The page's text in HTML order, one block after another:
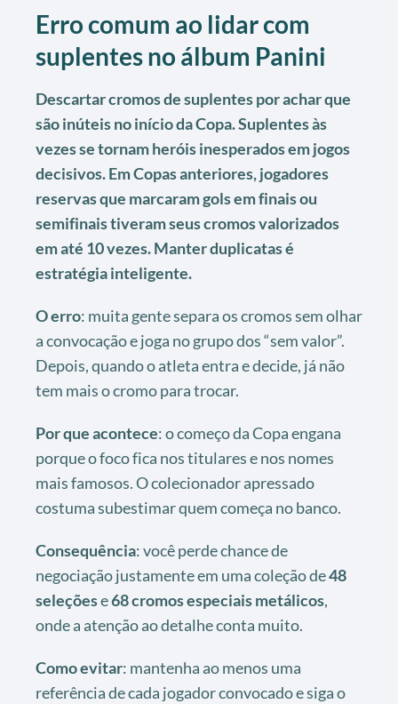
Erro comum ao lidar com
suplentes no álbum Panini
Descartar cromos de suplentes por achar que
são inúteis no início da Copa. Suplentes às
vezes se tornam heróis inesperados em jogos
decisivos. Em Copas anteriores, jogadores
reservas que marcaram gols em finais ou
semifinais tiveram seus cromos valorizados
em até 10 vezes. Manter duplicatas é
estratégia inteligente.
O erro: muita gente separa os cromos sem olhar
a convocação e joga no grupo dos “sem valor”.
Depois, quando o atleta entra e decide, já não
tem mais o cromo para trocar.
Por que acontece: o começo da Copa engana
porque o foco fica nos titulares e nos nomes
mais famosos. O colecionador apressado
costuma subestimar quem começa no banco.
Consequência: você perde chance de
negociação justamente em uma coleção de48
seleçõese68 cromos especiais metálicos,
onde a atenção ao detalhe conta muito.
Como evitar: mantenha ao menos uma
referência de cada jogador convocado e siga o